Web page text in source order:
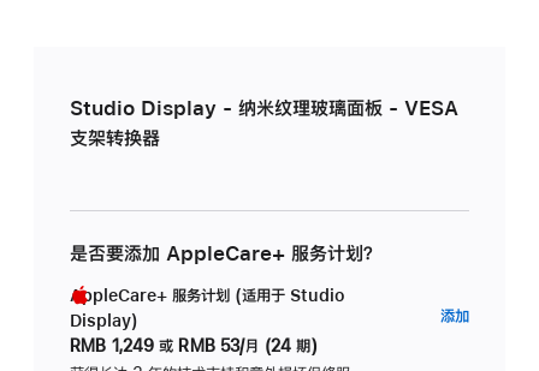
Studio Display - 纳米纹理玻璃面板 - VESA
支架转换器
是否要添加 AppleCare+ 服务计划？
AppleCare+ 服务计划 (适用于 Studio
Display)
RMB 1,249 或 RMB 53/月 (24 期)
添加